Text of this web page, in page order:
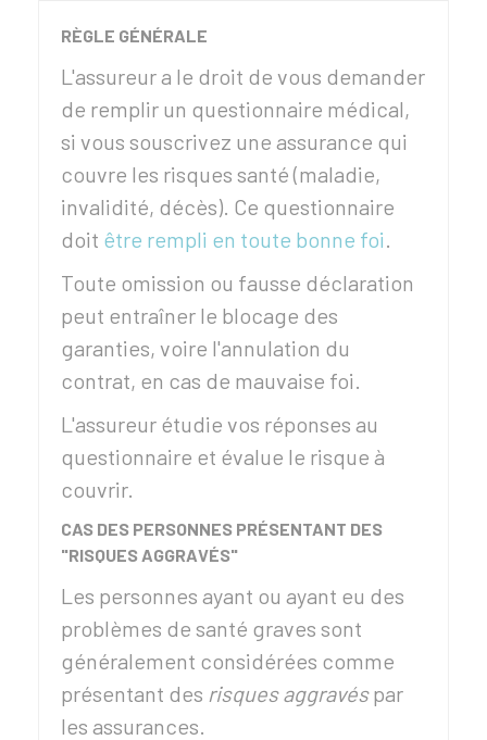
RÈGLE GÉNÉRALE
L'assureur a le droit de vous demander
de remplir un questionnaire médical,
si vous souscrivez une assurance qui
couvre les risques santé (maladie,
invalidité, décès). Ce questionnaire
doit être rempli en toute bonne foi.
Toute omission ou fausse déclaration
peut entraîner le blocage des
garanties, voire l'annulation du
contrat, en cas de mauvaise foi.
L'assureur étudie vos réponses au
questionnaire et évalue le risque à
couvrir.
CAS DES PERSONNES PRÉSENTANT DES
"RISQUES AGGRAVÉS"
Les personnes ayant ou ayant eu des
problèmes de santé graves sont
généralement considérées comme
présentant des risques aggravéspar
les assurances.